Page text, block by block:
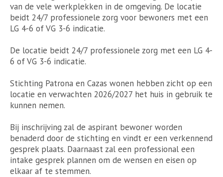
van de vele werkplekken in de omgeving. De locatie
beidt 24/7 professionele zorg voor bewoners met een
LG 4-6 of VG 3-6 indicatie.
De locatie beidt 24/7 professionele zorg met een LG 4-
6 of VG 3-6 indicatie.
Stichting Patrona en Cazas wonen hebben zicht op een
locatie en verwachten 2026/2027 het huis in gebruik te
kunnen nemen.
Bij inschrijving zal de aspirant bewoner worden
benaderd door de stichting en vindt er een verkennend
gesprek plaats. Daarnaast zal een professional een
intake gesprek plannen om de wensen en eisen op
elkaar af te stemmen.